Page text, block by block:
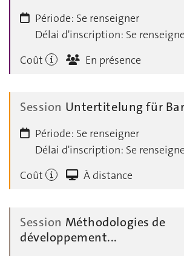
Période: Se renseigner
Délai d'inscription: Se
Coût
En présence
Session Untertitelung für
Période: Se renseigner
Délai d'inscription: Se
Coût
À distance
Session Méthodologies de
développement...